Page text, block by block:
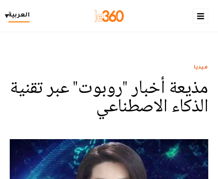
العربية▾
ميديا
مذيعة أخبار "روبوت" عبر تقنية
الذكاء الاصطناعي